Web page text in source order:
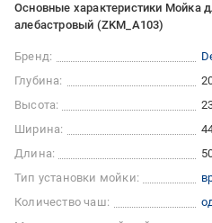
Основные характеристики Мойка
алебастровый (ZKM_A103)
Бренд:
Глубина:
Высота:
Ширина:
Длина:
Тип установки мойки:
Количество чаш: